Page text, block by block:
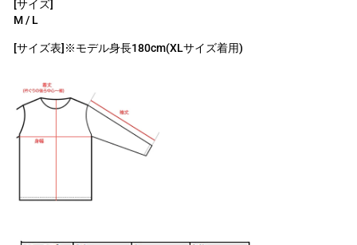
[サイズ]
M / L
[サイズ表]※モデル身長180cm(XLサイズ着用)